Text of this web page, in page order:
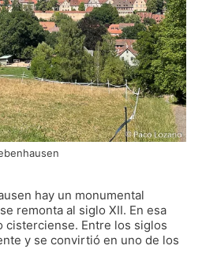
hay un monumental
remonta al siglo XII. En esa
cisterciense. Entre los siglos
y se convirtió en uno de los